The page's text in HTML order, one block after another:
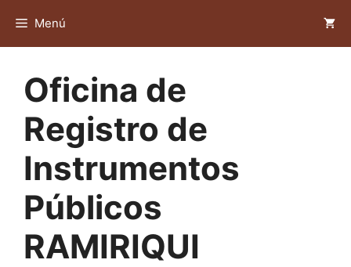
contenido
Menú
Oficina de
Registro de
Instrumentos
Públicos
RAMIRIQUI